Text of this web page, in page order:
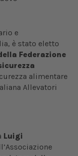
e
è stato eletto
Federazione
alimentare
Allevatori
Luigi